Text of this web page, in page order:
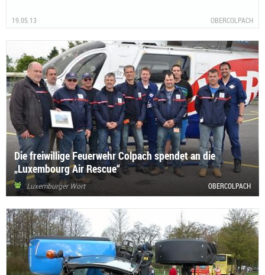
19.05.13 OBERCOLPACH
Die freiwillige Feuerwehr Colpach spendet an die
„Luxembourg Air Rescue“
Luxemburger Wort OBERCOLPACH